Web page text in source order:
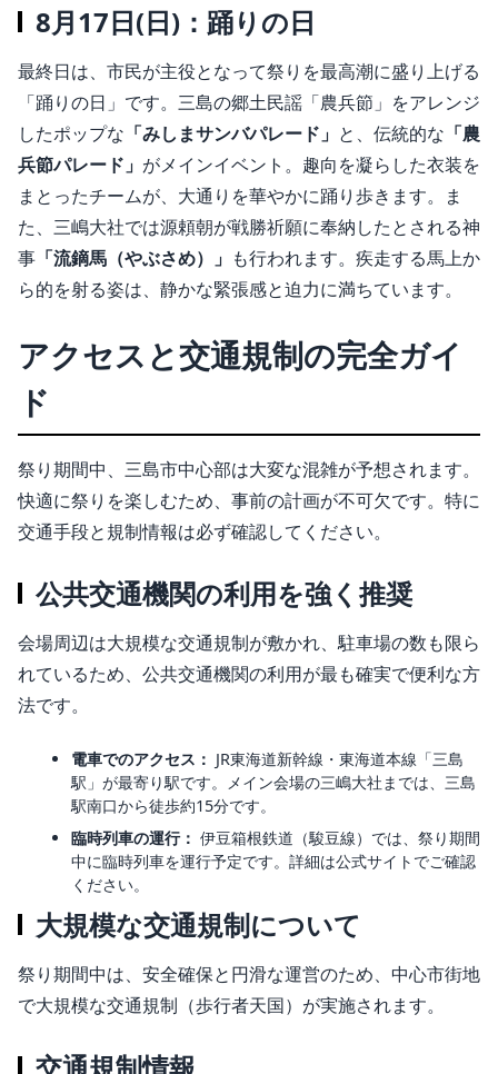
8月17日(日)：踊りの日
最終日は、市民が主役となって祭りを最高潮に盛り上げる
「踊りの日」です。三島の郷土民謡「農兵節」をアレンジ
したポップな 「みしまサンバパレード」 と、伝統的な 「農
兵節パレード」 がメインイベント 。趣向を凝らした衣装を
まとったチームが、大通りを華やかに踊り歩きます。ま
た、三嶋大社では源頼朝が戦勝祈願に奉納したとされる神
事 「流鏑馬（やぶさめ）」 も行われます。疾走する馬上か
ら的を射る姿は、静かな緊張感と迫力に満ちています。
アクセスと交通規制の完全ガイ
ド
祭り期間中、三島市中心部は大変な混雑が予想されます。
快適に祭りを楽しむため、事前の計画が不可欠です。特に
交通手段と規制情報は必ず確認してください。
公共交通機関の利用を強く推奨
会場周辺は大規模な交通規制が敷かれ、駐車場の数も限ら
れているため、公共交通機関の利用が最も確実で便利な方
法です。
電車でのアクセス： JR東海道新幹線・東海道本線「三島
駅」が最寄り駅です。メイン会場の三嶋大社までは、三島
駅南口から徒歩約15分です。
臨時列車の運行： 伊豆箱根鉄道（駿豆線）では、祭り期間
中に臨時列車を運行予定です。詳細は公式サイトでご確認
ください。
大規模な交通規制について
祭り期間中は、安全確保と円滑な運営のため、中心市街地
で大規模な交通規制（歩行者天国）が実施されます。